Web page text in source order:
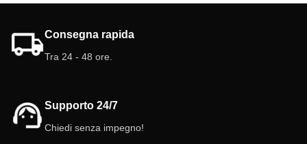
Consegna rapida
Tra 24 - 48 ore.
Supporto 24/7
Chiedi senza impegno!